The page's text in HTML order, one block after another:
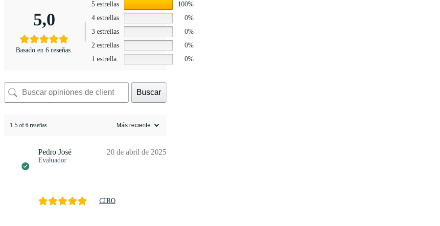
5,0
Basado en 6 reseñas.
5 estrellas
100%
4 estrellas
0%
3 estrellas
0%
2 estrellas
0%
1 estrella
0%
Buscar
1-5 of 6 reseñas
Pedro José
Evaluador
20 de abril de 2025
CIRO